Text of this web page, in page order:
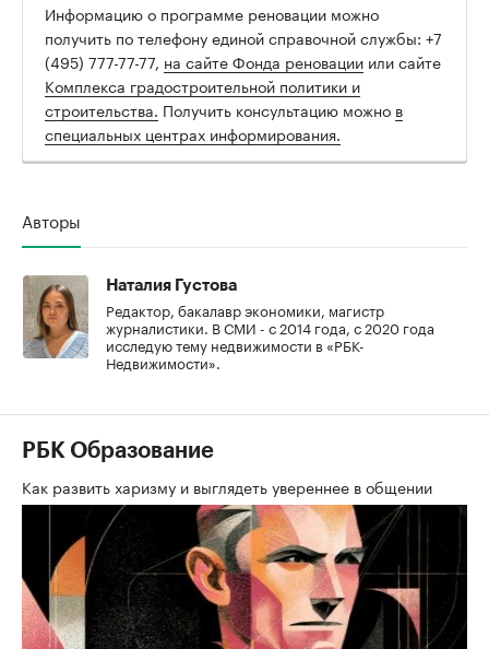
Информацию о программе реновации можно
получить по телефону единой справочной службы: +7
(495) 777-77-77, на сайте Фонда реновации или сайте
Комплекса градостроительной политики и
строительства. Получить консультацию можно в
специальных центрах информирования.
Авторы
Наталия Густова
Редактор, бакалавр экономики, магистр
журналистики. В СМИ - с 2014 года, с 2020 года
исследую тему недвижимости в «РБК-
Недвижимости».
РБК Образование
Как развить харизму и выглядеть увереннее в общении